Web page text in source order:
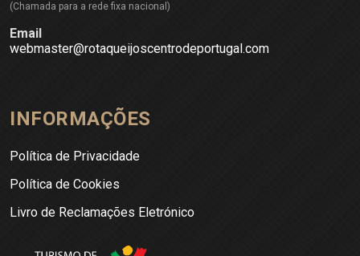
(Chamada para a rede fixa nacional)
Email
webmaster@rotaqueijoscentrodeportugal.com
INFORMAÇÕES
Política de Privacidade
Política de Cookies
Livro de Reclamações Eletrónico